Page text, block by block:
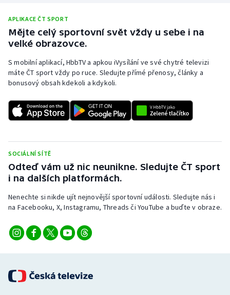
APLIKACE ČT SPORT
Mějte celý sportovní svět vždy u sebe i na
velké obrazovce.
S mobilní aplikací, HbbTV a apkou iVysílání ve své chytré televizi
máte ČT sport vždy po ruce. Sledujte přímé přenosy, články a
bonusový obsah kdekoli a kdykoli.
SOCIÁLNÍ SÍTĚ
Odteď vám už nic neunikne. Sledujte ČT sport
i na dalších platformách.
Nenechte si nikde ujít nejnovější sportovní události. Sledujte nás i
na Facebooku, X, Instagramu, Threads či YouTube a buďte v obraze.